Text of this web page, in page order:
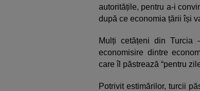
autoritățile, pentru a-i
după ce economia țării își
Mulți cetățeni din
economisire dintre
care îl păstrează “pentru
Potrivit estimărilor, turcii